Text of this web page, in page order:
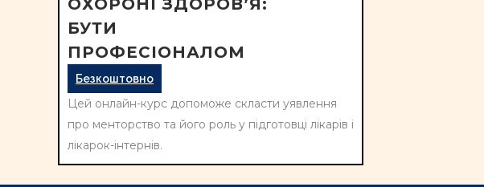
ОХОРОНІ ЗДОРОВ’Я:
БУТИ
ПРОФЕСІОНАЛОМ
Безкоштовно
Цей онлайн-курс допоможе скласти уявлення
про менторство та його роль у підготовці лікарів і
лікарок-інтернів.